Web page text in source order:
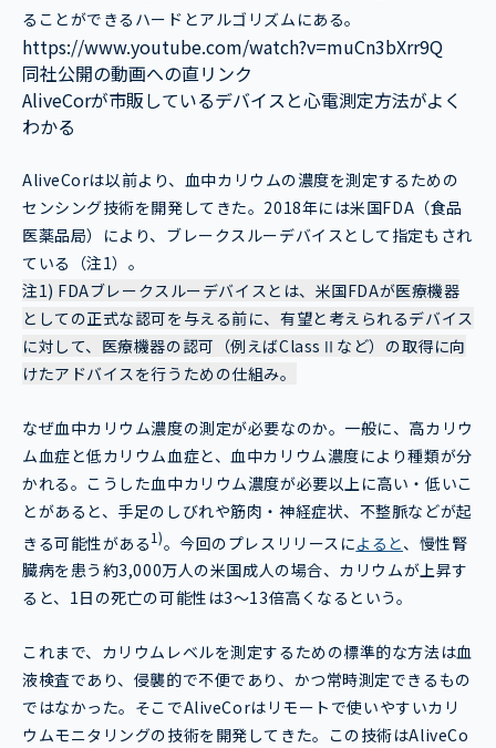
ることができるハードとアルゴリズムにある。
https://www.youtube.com/watch?v=muCn3bXrr9Q
同社公開の動画への直リンク
AliveCorが市販しているデバイスと心電測定方法がよく
わかる
AliveCorは以前より、血中カリウムの濃度を測定するための
センシング技術を開発してきた。2018年には米国FDA（食品
医薬品局）により、ブレークスルーデバイスとして指定もされ
ている（注1）。
注1) FDAブレークスルーデバイスとは、米国FDAが医療機器
としての正式な認可を与える前に、有望と考えられるデバイス
に対して、医療機器の認可（例えばClassⅡなど）の取得に向
けたアドバイスを行うための仕組み。
なぜ血中カリウム濃度の測定が必要なのか。一般に、高カリウ
ム血症と低カリウム血症と、血中カリウム濃度により種類が分
かれる。こうした血中カリウム濃度が必要以上に高い・低いこ
とがあると、手足のしびれや筋肉・神経症状、不整脈などが起
きる可能性がある1)。今回のプレスリリースによると、慢性腎
臓病を患う約3,000万人の米国成人の場合、カリウムが上昇す
ると、1日の死亡の可能性は3〜13倍高くなるという。
これまで、カリウムレベルを測定するための標準的な方法は血
液検査であり、侵襲的で不便であり、かつ常時測定できるもの
ではなかった。そこでAliveCorはリモートで使いやすいカリ
ウムモニタリングの技術を開発してきた。この技術はAliveCo